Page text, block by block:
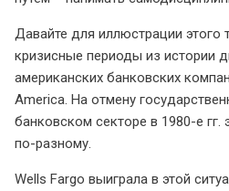
Давайте для иллюстрации этого
кризисные периоды из истории
американских банковских
America. На отмену
банковском секторе в 1980-е гг.
по-разному.
Wells Fargo выиграла в этой